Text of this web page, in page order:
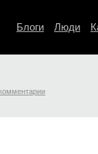
Блоги Люди